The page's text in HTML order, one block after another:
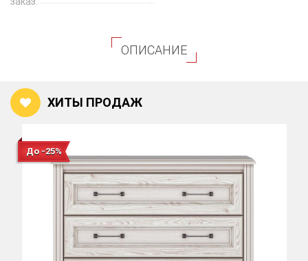
ОПИСАНИЕ
ХИТЫ ПРОДАЖ
До -25%